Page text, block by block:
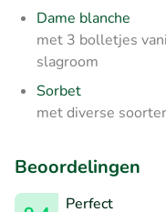
Dame blanche
met 3 bolletjes
slagroom
Sorbet
met diverse
Beoordelingen
Perfect